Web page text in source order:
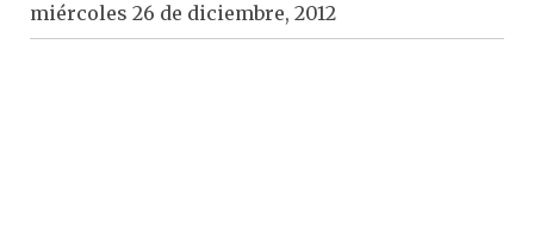
miércoles 26 de diciembre, 2012